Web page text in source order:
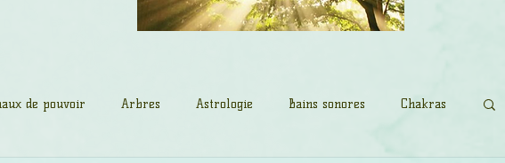
de pouvoir Arbres Astrologie Bains sonores Chakras